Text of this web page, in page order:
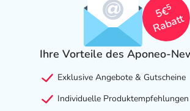
5€
5
Rabatt
Ihre Vorteile des Aponeo-
Exklusive Angebote & Gutscheine
Individuelle Produktempfehlungen